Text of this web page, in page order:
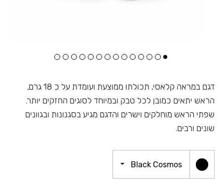
דגם במראה קלאסי, תכולתו ממוצעת ועומדת על כ 18 גרם,
הראש יתאים כמובן לכל טבק ובמיוחד לסוגים החזקים יותר.
שפתי הראש מוחלקים וישרים והדגם מגיע בסגנונות ובגוונים
שונים ורבים.
Black Cosmos